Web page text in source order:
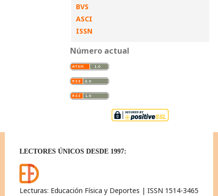
BVS
ASCI
ISSN
Número actual
LECTORES ÚNICOS DESDE 1997:
Lecturas: Educación Física y Deportes | ISSN 1514-3465